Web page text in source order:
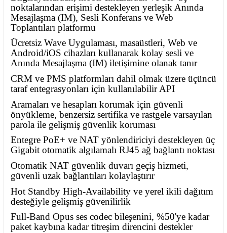
noktalarından erişimi destekleyen yerleşik Anında
Mesajlaşma (IM), Sesli Konferans ve Web
Toplantıları platformu
Ücretsiz Wave Uygulaması, masaüstleri, Web ve
Android/iOS cihazları kullanarak kolay sesli ve
Anında Mesajlaşma (IM) iletişimine olanak tanır
CRM ve PMS platformları dahil olmak üzere üçüncü
taraf entegrasyonları için kullanılabilir API
Aramaları ve hesapları korumak için güvenli
önyükleme, benzersiz sertifika ve rastgele varsayılan
parola ile gelişmiş güvenlik koruması
Entegre PoE+ ve NAT yönlendiriciyi destekleyen üç
Gigabit otomatik algılamalı RJ45 ağ bağlantı noktası
Otomatik NAT güvenlik duvarı geçiş hizmeti,
güvenli uzak bağlantıları kolaylaştırır
Hot Standby High-Availability ve yerel ikili dağıtım
desteğiyle gelişmiş güvenilirlik
Full-Band Opus ses codec bileşenini, %50'ye kadar
paket kaybına kadar titreşim direncini destekler